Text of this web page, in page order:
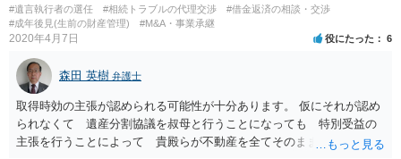
#遺言執行者の選任 #相続トラブルの代理交渉
#借金返済の相談・交渉
#成年後見(生前の財産管理)
#M&A・事業承継
2020年4月7日 役にたった 6
森田 英樹 弁護士
取得時効の主張が認められる可能性が十分あります。 仮にそれが認め
られなくて 遺産分割協議を叔母と行うことになっても 特別受益の
主張を行うことによって 貴殿らが不動産を全てそのまま取得できる